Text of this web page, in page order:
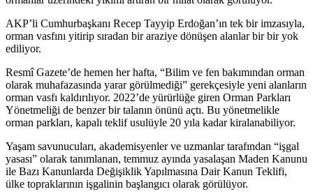
AKP’li Cumhurbaşkanı Recep Tayyip Erdoğan’ın tek bir imzasıyla,
orman vasfını yitirip sıradan bir araziye dönüşen alanlar bir bir yok
ediliyor.
Resmî Gazete’de hemen her hafta, “Bilim ve fen bakımından orman
olarak muhafazasında yarar görülmediği” gerekçesiyle yeni alanların
orman vasfı kaldırılıyor. 2022’de yürürlüğe giren Orman Parkları
Yönetmeliği de benzer bir talanın önünü açtı. Bu yönetmelikle
orman parkları, kapalı teklif usulüyle 20 yıla kadar kiralanabiliyor.
Yaşam savunucuları, akademisyenler ve uzmanlar tarafından “işgal
yasası” olarak tanımlanan, temmuz ayında yasalaşan Maden Kanunu
ile Bazı Kanunlarda Değişiklik Yapılmasına Dair Kanun Teklifi,
ülke topraklarının işgalinin başlangıcı olarak görülüyor.